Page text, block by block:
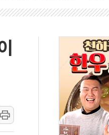
해상서 모터보트 전복…1명 사망
서 해루질 중 실종 60대 나흘만에
어머니 흉기 살해 10대 아들 체포
석에 '뻔뻔' 받아친 정청래…제주
편 재검토 지시…與 "적극 환영"·
풍랑주의보…10일까지 최대
질환 사망 23명…정부, 비상대응
부양, 수도 베이징도 부동산 규제